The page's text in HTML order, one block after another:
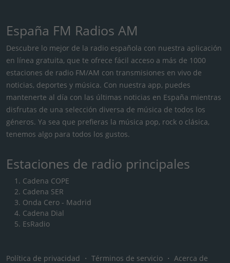
España FM Radios AM
Descubre lo mejor de la radio española con nuestra aplicación
en línea gratuita, que te ofrece fácil acceso a más de 1000
estaciones de radio FM/AM con transmisiones en vivo de
noticias, deportes y música. Con nuestra app, puedes
mantenerte al día con las últimas noticias en España mientras
disfrutas de una selección diversa de música de todos los
géneros. Ya sea que prefieras la música pop, rock o clásica,
tenemos algo para todos los gustos.
Estaciones de radio principales
Cadena COPE
Cadena SER
Onda Cero - Madrid
Cadena Dial
EsRadio
Política de privacidad ・ Términos de servicio ・ Acerca de